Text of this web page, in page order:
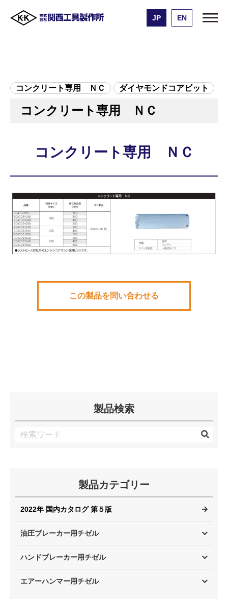
JP EN
製品検索
製品カテゴリー
2022年 国内カタログ 第５版
油圧ブレーカー用チゼル
ハンドブレーカー用チゼル
エアーハンマー用チゼル
コンクリート専用 ＮＣ ダイヤモンドコアビット
コンクリート専用 ＮＣ
コンクリート専用 ＮＣ
この製品を問い合わせる